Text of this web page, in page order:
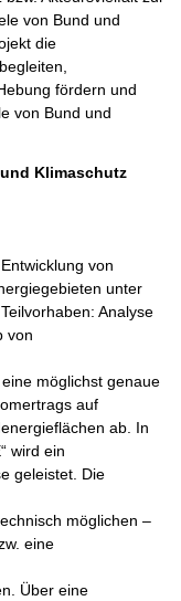
von Bund und
die
fördern und
von Bund und
Klimaschutz
von
unter
Analyse
von
möglichst genaue
auf
ab. In
wird ein
geleistet. Die
möglichen –
eine
Über eine